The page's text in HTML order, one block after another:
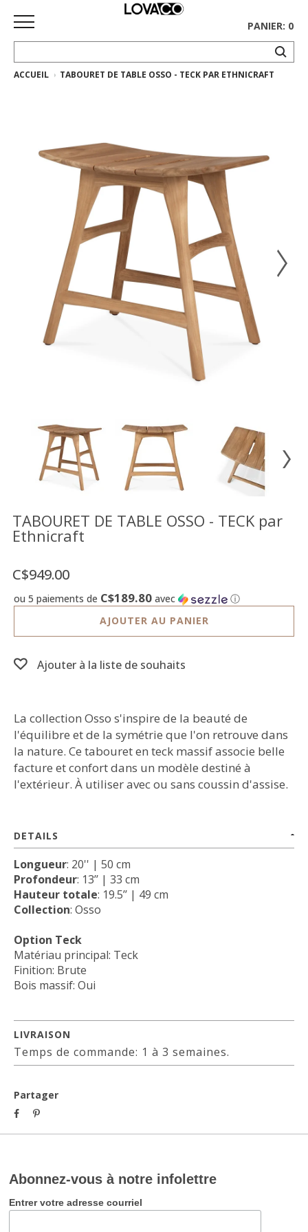
ACCUEIL
complète
Collection
Ethnicraft
Collection
Tapis
Vente
démonstrateurs
COMPTE
LISTE
SOUHAITS
PANIER: 0
ACCUEIL TABOURET DE TABLE OSSO - TECK PAR ETHNICRAFT
TABOURET DE TABLE OSSO - TECK par
Ethnicraft
C$949.00
ou 5 paiements de C$189.80 avec
ⓘ
AJOUTER AU PANIER
Ajouter à la liste de souhaits
La collection Osso s'inspire de la beauté de
l'équilibre et de la symétrie que l'on retrouve dans
la nature. Ce tabouret en teck massif associe belle
facture et confort dans un modèle destiné à
l'extérieur. À utiliser avec ou sans coussin d'assise.
DETAILS
Longueur: 20'' | 50 cm
Profondeur: 13’’ | 33 cm
Hauteur totale: 19.5’’ | 49 cm
Collection: Osso
Option Teck
Matériau principal: Teck
Finition: Brute
Bois massif: Oui
LIVRAISON
Temps de commande: 1 à 3 semaines.
Partager
Abonnez-vous à notre infolettre
Entrer votre adresse courriel